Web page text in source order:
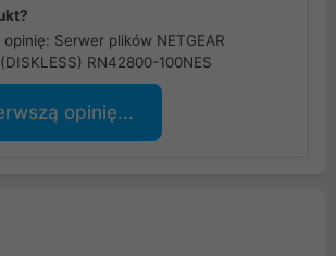
Serwer plików NETGEAR
RN42800-100NES
opinię...